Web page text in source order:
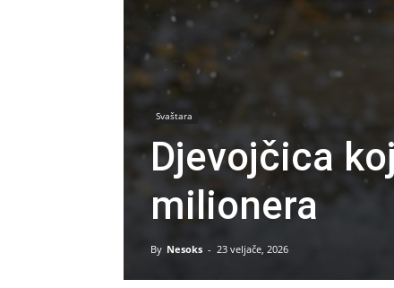
Svaštara
Djevojčica
milionera
By Nesoks - 23 veljače, 2026